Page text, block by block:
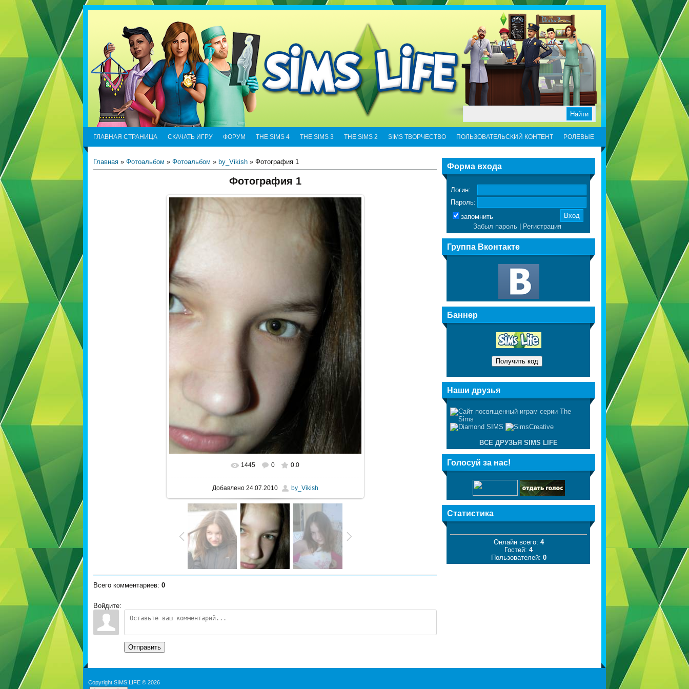
ГЛАВНАЯ СТРАНИЦА СКАЧАТЬ ИГРУ ФОРУМ THE SIMS 4 THE SIMS 3 THE SIMS 2 SIMS ТВОРЧЕСТВО ПОЛЬЗОВАТЕЛЬСКИЙ КОНТЕНТ РОЛЕВЫЕ
Главная » Фотоальбом » Фотоальбом » by_Vikish » Фотография 1
Фотография 1
В реальном размере 1200x1600
1445 0 0.0
Добавлено24.07.2010 by_Vikish
Всего комментариев: 0
Войдите:
Отправить
Форма входа
Логин:
Пароль:
запомнить
Забыл пароль| Регистрация
Группа Вконтакте
Баннер
Наши друзья
ВСЕ ДРУЗЬЯ SIMS LIFE
Голосуй за нас!
Статистика
Онлайн всего: 4
Гостей: 4
Пользователей: 0
Copyright SIMS LIFE © 2026